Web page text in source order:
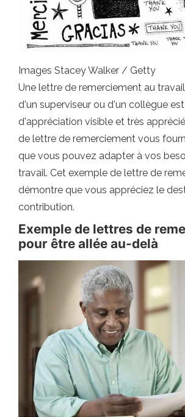
Images Stacey Walker / Getty
Une lettre de remerciement au
d'un superviseur ou d'un collègue
d'appréciation visible et très
de lettre de remerciement vous
que vous pouvez adapter à vos
travail. Cet exemple de lettre de
démontre que vous appréciez le
contribution.
Exemple de lettres de
pour être allée au-delà